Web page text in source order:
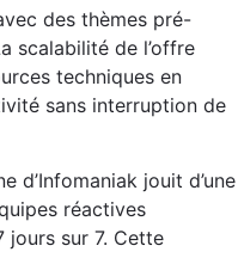
des thèmes pré-
scalabilité de l’offre
techniques en
sans interruption de
d’Infomaniak jouit d’une
réactives
jours sur 7. Cette